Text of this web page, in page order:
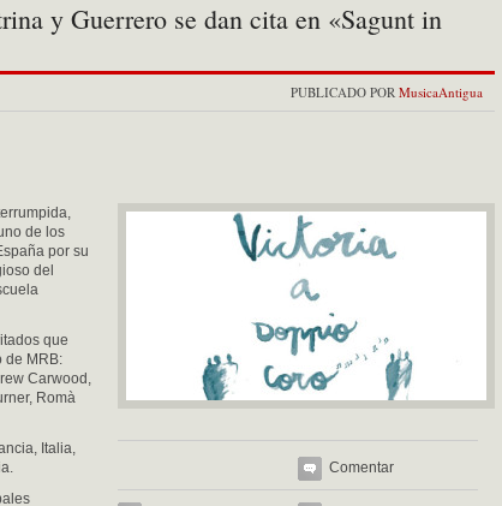
y Guerrero se dan cita en «Sagunt in
PUBLICADO POR MusicaAntigua
Comentar
de los
por su
del
que
de MRB:
Carwood,
Romà
Italia,